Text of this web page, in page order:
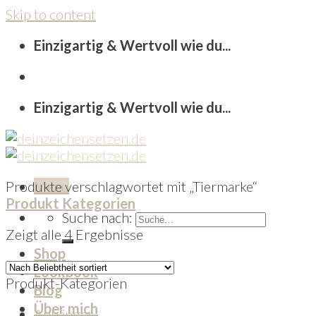
Skip to content
Einzigartig & Wertvoll wie du...
Einzigartig & Wertvoll wie du...
Menu
Suche nach:
Shop
Lookbook
Blog
Über mich
Produkte verschlagwortet mit „Tiermarke“
Produkt Kategorien
Zeigt alle 4 Ergebnisse
Produkt-Kategorien